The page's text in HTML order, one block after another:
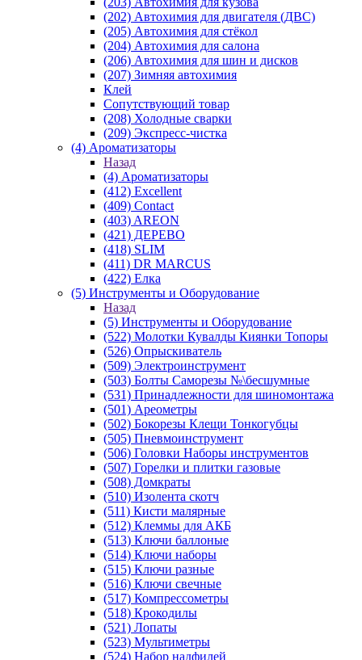
(202) Автохимия для двигателя (ДВС)
(205) Автохимия для стёкол
(204) Автохимия для салона
(206) Автохимия для шин и дисков
(207) Зимняя автохимия
Клей
Сопутствующий товар
(208) Холодные сварки
(209) Экспреcс-чистка
(4) Ароматизаторы
Назад
(4) Ароматизаторы
(412) Excellent
(409) Contact
(403) AREON
(421) ДЕРЕВО
(418) SLIM
(411) DR MARCUS
(422) Елка
(5) Инструменты и Оборудование
Назад
(5) Инструменты и Оборудование
(522) Молотки Кувалды Киянки Топоры
(526) Опрыскиватель
(509) Электроинструмент
(503) Болты Саморезы №\бесшумные
(531) Принадлежности для шиномонтажа
(501) Ареометры
(502) Бокорезы Клещи Тонкогубцы
(505) Пневмоинструмент
(506) Головки Наборы инструментов
(507) Горелки и плитки газовые
(508) Домкраты
(510) Изолента скотч
(511) Кисти малярные
(512) Клеммы для АКБ
(513) Ключи баллоные
(514) Ключи наборы
(515) Ключи разные
(516) Ключи свечные
(517) Компрессометры
(518) Крокодилы
(521) Лопаты
(523) Мультиметры
(524) Набор надфилей